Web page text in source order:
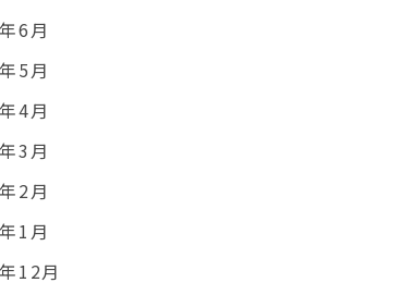
6月
5月
4月
3月
2月
1月
12月